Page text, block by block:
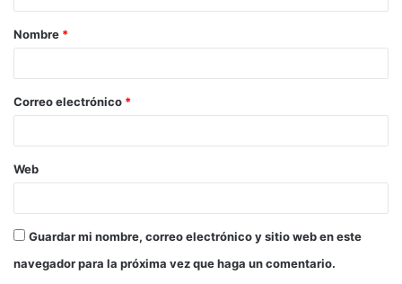
Nombre *
Correo electrónico *
Web
Guardar mi nombre, correo electrónico y sitio web en este
navegador para la próxima vez que haga un comentario.